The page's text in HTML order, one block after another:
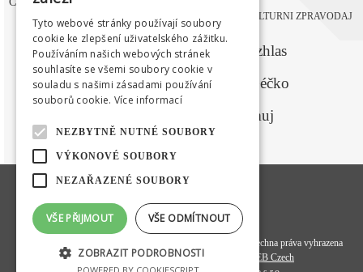
KULTURNI ZPRAVODAJ
MEDIAL PARTNERS
- všechna práva vyhrazena
Programový kód a datová struktura:
OMEGA WEB Czech
Tyto webové stránky používají soubory
cookie ke zlepšení uživatelského zážitku.
Používáním našich webových stránek
souhlasíte se všemi soubory cookie v
souladu s našimi zásadami používání
souborů cookie. Více informací
NEZBYTNĚ NUTNÉ SOUBORY
VÝKONOVÉ SOUBORY
NEZAŘAZENÉ SOUBORY
VŠE PŘIJMOUT VŠE ODMÍTNOUT
ZOBRAZIT PODROBNOSTI